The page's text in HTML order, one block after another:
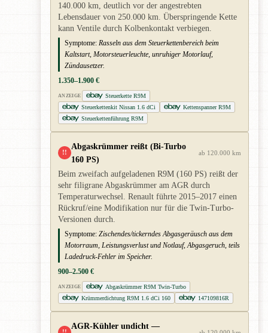
140.000 km, deutlich vor der angestrebten
Lebensdauer von 250.000 km. Überspringende Kette
kann Ventile durch Kolbenkontakt verbiegen.
Symptome: Rasseln aus dem Steuerkettenbereich beim
Kaltstart, Motorsteuerleuchte, unruhiger Motorlauf,
Zündausetzer.
1.350–1.900 €
ANZEIGE
Steuerkette R9M
Steuerkettenkit Nissan 1.6 dCi
Kettenspanner R9M
Steuerkettenführung R9M
!!
Abgaskrümmer reißt (Bi-Turbo
160 PS)
ab 120.000 km
Beim zweifach aufgeladenen R9M (160 PS) reißt der
sehr filigrane Abgaskrümmer am AGR durch
Temperaturwechsel. Renault führte 2015–2017 einen
Rückruf/eine Modifikation nur für die Twin-Turbo-
Versionen durch.
Symptome: Zischendes/tickerndes Abgasgeräusch aus dem
Motorraum, Leistungsverlust und Notlauf, Abgasgeruch, teils
Ladedruck-Fehler im Speicher.
900–2.500 €
ANZEIGE
Abgaskrümmer R9M Twin-Turbo
Krümmerdichtung R9M 1.6 dCi 160
147109816R
AGR-Kühler undicht —